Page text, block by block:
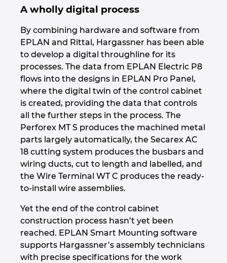
A wholly digital process
By combining hardware and software from
EPLAN and Rittal, Hargassner has been able
to develop a digital throughline for its
processes. The data from EPLAN Electric P8
flows into the designs in EPLAN Pro Panel,
where the digital twin of the control cabinet
is created, providing the data that controls
all the further steps in the process. The
Perforex MT S produces the machined metal
parts largely automatically, the Secarex AC
18 cutting system produces the busbars and
wiring ducts, cut to length and labelled, and
the Wire Terminal WT C produces the ready-
to-install wire assemblies.
Yet the end of the control cabinet
construction process hasn’t yet been
reached. EPLAN Smart Mounting software
supports Hargassner’s assembly technicians
with precise specifications for the work